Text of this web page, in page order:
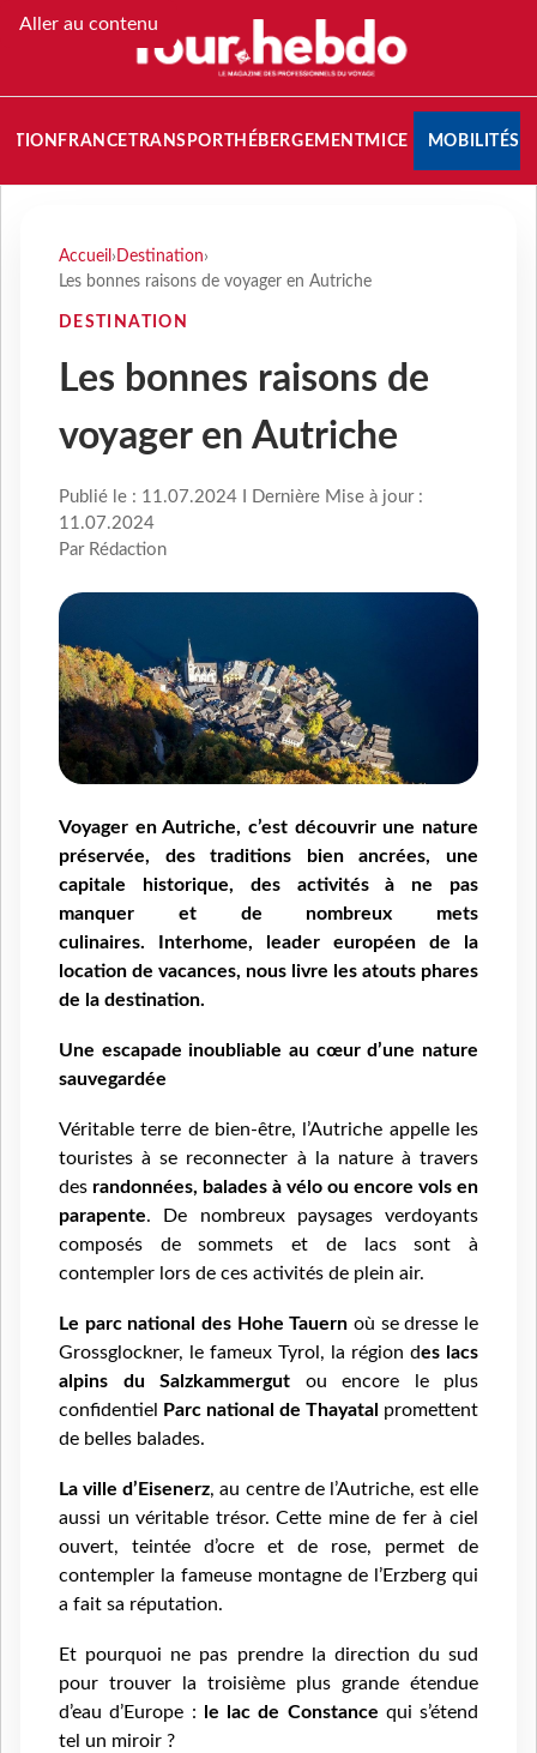
Aller au contenu
FRANCETRANSPORT HÉBERGEMENTMICE MOBILITÉS
Accueil › Destination›
Les bonnes raisons de voyager en Autriche
DESTINATION
Les bonnes raisons de
voyager en Autriche
Publié le : 11.07.2024 I Dernière Mise à jour :
11.07.2024
Par Rédaction
Voyager en Autriche, c’est découvrir une nature
préservée, des traditions bien ancrées, une
capitale historique, des activités à ne pas
manquer et de nombreux mets
culinaires.
Interhome, leader européen de la
location de vacances, nous livre les atouts phares
de la destination.
Une escapade inoubliable au cœur d’une nature
sauvegardée
Véritable terre de bien-être, l’Autriche appelle les
touristes à se reconnecter à la nature à travers
des randonnées, balades à vélo ou encore vols en
parapente. De nombreux paysages verdoyants
composés de sommets et de lacs sont à
contempler lors de ces activités de plein air.
Le parc national des Hohe Tauern où se dresse le
Grossglockner, le fameux Tyrol, la région des lacs
alpins du Salzkammergut ou encore le plus
confidentiel
Parc national de Thayatal promettent
de belles balades.
La ville d’Eisenerz, au centre de l’Autriche, est elle
aussi un véritable trésor. Cette mine de fer à ciel
ouvert, teintée d’ocre et de rose, permet de
contempler la fameuse montagne de l’Erzberg qui
a fait sa réputation.
Et pourquoi ne pas prendre la direction du sud
pour trouver la troisième plus grande étendue
d’eau d’Europe :
le lac de Constance qui s’étend
tel un miroir ?